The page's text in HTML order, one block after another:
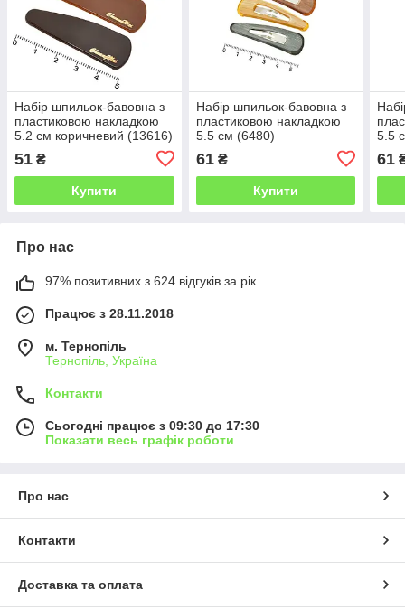
Набір шпильок-бавовна з
пластиковою накладкою
5.2 см коричневий (13616)
51 ₴
Купити
Набір шпильок-бавовна з
пластиковою накладкою
5.5 см (6480)
61₴
Купити
5.5
61
Про нас
97% позитивних з 624 відгуків за рік
Працює з 28.11.2018
м. Тернопіль
Тернопіль, Україна
Контакти
Сьогодні працює з 09:30 до 17:30
Показати весь графік роботи
Про нас
Контакти
Доставка та оплата